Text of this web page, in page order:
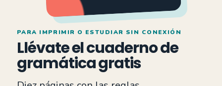
PARA IMPRIMIR O ESTUDIAR SIN CONEXIÓN
Llévate el cuaderno de
gramática gratis